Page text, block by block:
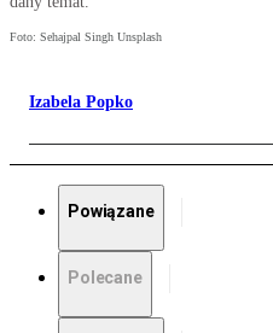
Foto: Sehajpal Singh Unsplash
Izabela Popko
Powiązane
Polecane